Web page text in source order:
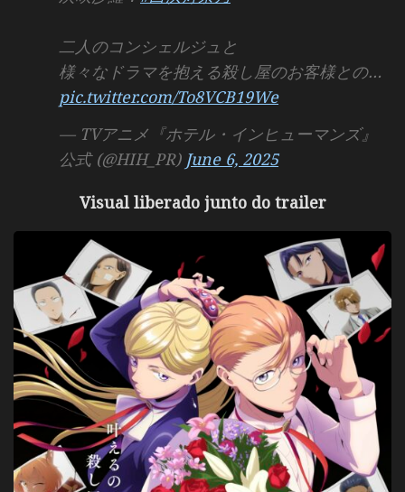
二人のコンシェルジュと
様々なドラマを抱える殺し屋のお客様との…
pic.twitter.com/To8VCB19We
— TVアニメ『ホテル・インヒューマンズ』
公式 (@HIH_PR) June 6, 2025
Visual liberado junto do trailer